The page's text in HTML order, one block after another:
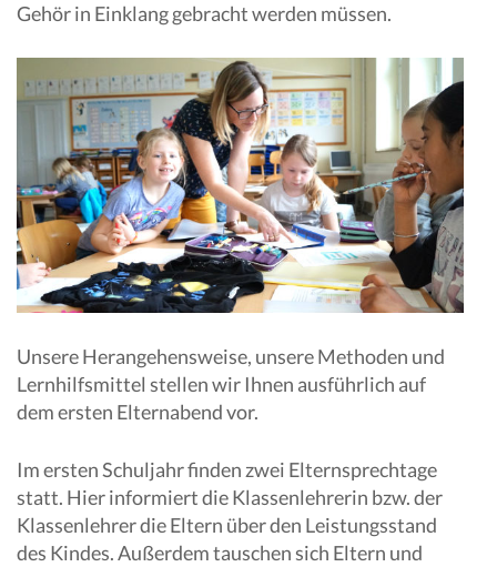
Gehör in Einklang gebracht werden müssen.
Unsere Herangehensweise, unsere Methoden und
Lernhilfsmittel stellen wir Ihnen ausführlich auf
dem ersten Elternabend vor.
Im ersten Schuljahr finden zwei Elternsprechtage
statt. Hier informiert die Klassenlehrerin bzw. der
Klassenlehrer die Eltern über den Leistungsstand
des Kindes. Außerdem tauschen sich Eltern und